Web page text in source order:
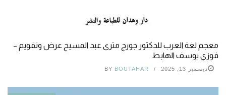
معجم لغة العرب للدكتور جورج مترى عبد المسيح عرض وتقويم –
فوزي يوسف الهابط
ديسمبر 13, 2025 BY BOUTAHAR